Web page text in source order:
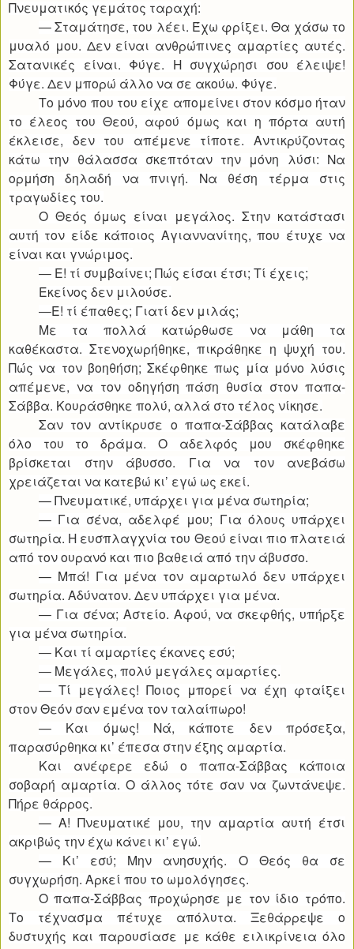
Πνευματικός γεμάτος ταραχή:
— Σταμάτησε, του λέει. Έχω φρίξει. Θα χάσω το
μυαλό μου. Δεν είναι ανθρώπινες αμαρτίες αυτές.
Σατανικές είναι. Φύγε. Η συγχώρησι σου έλειψε!
Φύγε. Δεν μπορώ άλλο να σε ακούω. Φύγε.
Το μόνο που του είχε απομείνει στον κόσμο ήταν
το έλεος του Θεού, αφού όμως και η πόρτα αυτή
έκλεισε, δεν του απέμενε τίποτε. Αντικρύζοντας
κάτω την θάλασσα σκεπτόταν την μόνη λύσι: Να
ορμήση δηλαδή να πνιγή. Να θέση τέρμα στις
τραγωδίες του.
Ο Θεός όμως είναι μεγάλος. Στην κατάστασι
αυτή τον είδε κάποιος Αγιαννανίτης, που έτυχε να
είναι και γνώριμος.
— Ε! τί συμβαίνει; Πώς είσαι έτσι; Τί έχεις;
Εκείνος δεν μιλούσε.
—Ε! τί έπαθες; Γιατί δεν μιλάς;
Με τα πολλά κατώρθωσε να μάθη τα
καθέκαστα. Στενοχωρήθηκε, πικράθηκε η ψυχή του.
Πώς να τον βοηθήση; Σκέφθηκε πως μία μόνο λύσις
απέμενε, να τον οδηγήση πάση θυσία στον παπα-
Σάββα. Κουράσθηκε πολύ, αλλά στο τέλος νίκησε.
Σαν τον αντίκρυσε ο παπα-Σάββας κατάλαβε
όλο του το δράμα. Ο αδελφός μου σκέφθηκε
βρίσκεται στην άβυσσο. Για να τον ανεβάσω
χρειάζεται να κατεβώ κι’ εγώ ως εκεί.
— Πνευματικέ, υπάρχει για μένα σωτηρία;
— Για σένα, αδελφέ μου; Για όλους υπάρχει
σωτηρία. Η ευσπλαγχνία του Θεού είναι πιο πλατειά
από τον ουρανό και πιο βαθειά από την άβυσσο.
— Μπά! Για μένα τον αμαρτωλό δεν υπάρχει
σωτηρία. Αδύνατον. Δεν υπάρχει για μένα.
— Για σένα; Αστείο. Αφού, να σκεφθής, υπήρξε
για μένα σωτηρία.
— Και τί αμαρτίες έκανες εσύ;
— Μεγάλες, πολύ μεγάλες αμαρτίες.
— Τί μεγάλες! Ποιος μπορεί να έχη φταίξει
στον Θεόν σαν εμένα τον ταλαίπωρο!
— Και όμως! Νά, κάποτε δεν πρόσεξα,
παρασύρθηκα κι’ έπεσα στην έξης αμαρτία.
Και ανέφερε εδώ ο παπα-Σάββας κάποια
σοβαρή αμαρτία. Ο άλλος τότε σαν να ζωντάνεψε.
Πήρε θάρρος.
— Α! Πνευματικέ μου, την αμαρτία αυτή έτσι
ακριβώς την έχω κάνει κι’ εγώ.
— Κι’ εσύ; Μην ανησυχής. Ο Θεός θα σε
συγχωρήση. Αρκεί που το ωμολόγησες.
Ο παπα-Σάββας προχώρησε με τον ίδιο τρόπο.
Το τέχνασμα πέτυχε απόλυτα. Ξεθάρρεψε ο
δυστυχής και παρουσίασε με κάθε ειλικρίνεια όλο